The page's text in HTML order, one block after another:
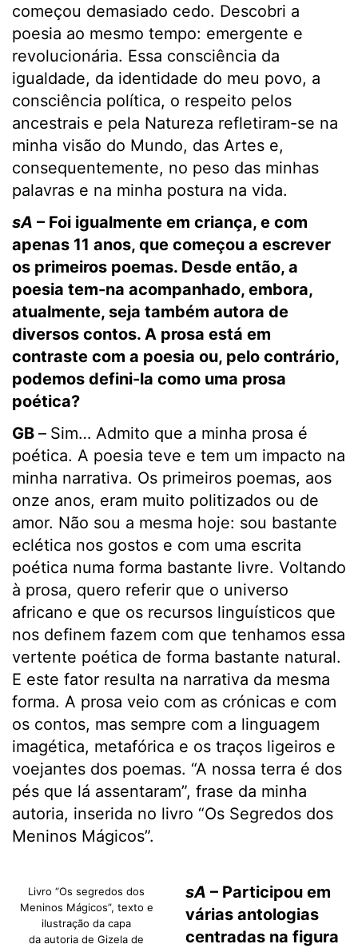
começou demasiado cedo. Descobri a
poesia ao mesmo tempo: emergente e
revolucionária. Essa consciência da
igualdade, da identidade do meu povo, a
consciência política, o respeito pelos
ancestrais e pela Natureza refletiram-se na
minha visão do Mundo, das Artes e,
consequentemente, no peso das minhas
palavras e na minha postura na vida.
sA – Foi igualmente em criança, e com
apenas 11 anos, que começou a escrever
os primeiros poemas. Desde então, a
poesia tem-na acompanhado, embora,
atualmente, seja também autora de
diversos contos. A prosa está em
contraste com a poesia ou, pelo contrário,
podemos defini-la como uma prosa
poética?
GB – Sim… Admito que a minha prosa é
poética. A poesia teve e tem um impacto na
minha narrativa. Os primeiros poemas, aos
onze anos, eram muito politizados ou de
amor. Não sou a mesma hoje: sou bastante
eclética nos gostos e com uma escrita
poética numa forma bastante livre. Voltando
à prosa, quero referir que o universo
africano e que os recursos linguísticos que
nos definem fazem com que tenhamos essa
vertente poética de forma bastante natural.
E este fator resulta na narrativa da mesma
forma. A prosa veio com as crónicas e com
os contos, mas sempre com a linguagem
imagética, metafórica e os traços ligeiros e
voejantes dos poemas. “A nossa terra é dos
pés que lá assentaram”, frase da minha
autoria, inserida no livro “Os Segredos dos
Meninos Mágicos”.
Livro “Os segredos dos
Meninos Mágicos”, texto e
ilustração da capa
da autoria de Gizela de
sA – Participou em
várias antologias
centradas na figura